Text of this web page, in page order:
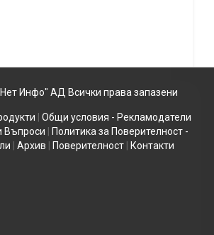
Инфо" АД Всички права запазени
Общи условия - Рекламодатели
Въпроси
Политика за Поверителност -
Архив Поверителност Контакти